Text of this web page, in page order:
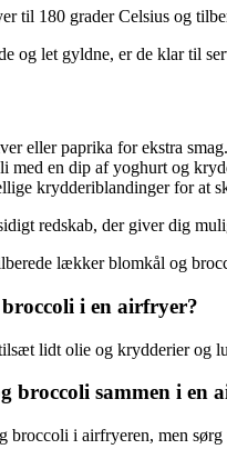
til 180 grader Celsius og
og let gyldne, er de klar til
eller paprika for ekstra smag.
med en dip af yoghurt og
krydderiblandinger for at
redskab, der giver dig
lækker blomkål og
i en airfryer?
lidt olie og krydderier og
broccoli sammen i en
broccoli i airfryeren, men sørg